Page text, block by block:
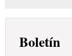
Boletín